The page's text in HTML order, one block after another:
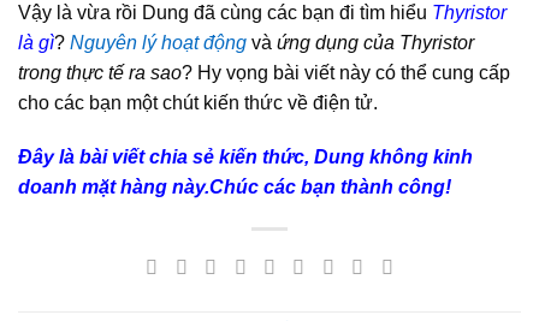
Vậy là vừa rồi Dung đã cùng các bạn đi tìm hiểu Thyristor
là gì? Nguyên lý hoạt động và ứng dụng của Thyristor
trong thực tế ra sao? Hy vọng bài viết này có thể cung cấp
cho các bạn một chút kiến thức về điện tử.
Đây là bài viết chia sẻ kiến thức, Dung không kinh
doanh mặt hàng này.Chúc các bạn thành công!